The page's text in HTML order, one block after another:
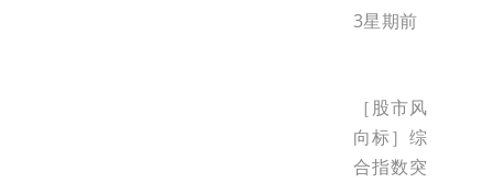
3星期前
［股市风
向标］综
合指数突